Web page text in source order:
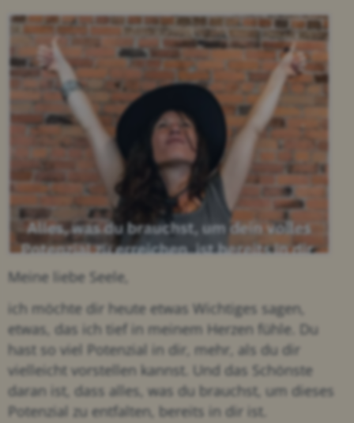
Meine liebe Seele,
ich möchte dir heute etwas Wichtiges sagen,
etwas, das ich tief in meinem Herzen fühle. Du
hast so viel Potenzial in dir, mehr, als du dir
vielleicht vorstellen kannst. Und das Schönste
daran ist, dass alles, was du brauchst, um dieses
Potenzial zu entfalten, bereits in dir ist.